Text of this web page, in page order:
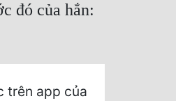
đó của hắn:
trên app của